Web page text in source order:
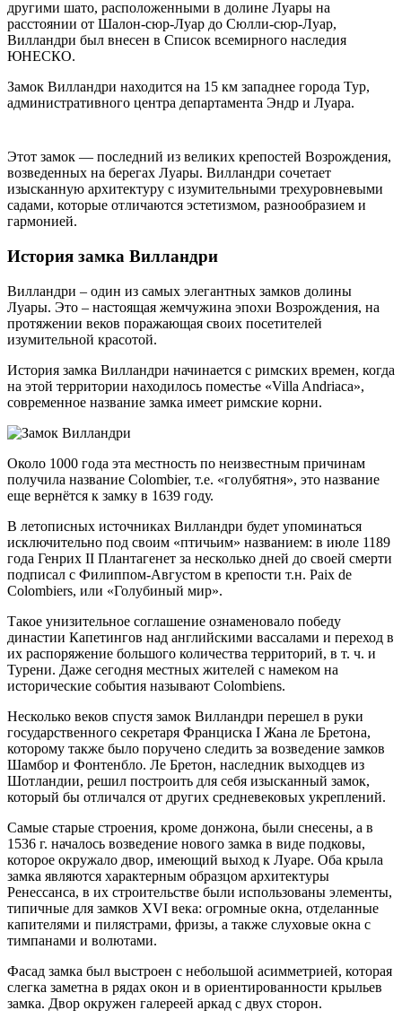
другими шато, расположенными в долине Луары на
расстоянии от Шалон-сюр-Луар до Сюлли-сюр-Луар,
Вилландри был внесен в Список всемирного наследия
ЮНЕСКО.
Замок Вилландри находится на 15 км западнее города Тур,
административного центра департамента Эндр и Луара.
Этот замок — последний из великих крепостей Возрождения,
возведенных на берегах Луары. Вилландри сочетает
изысканную архитектуру с изумительными трехуровневыми
садами, которые отличаются эстетизмом, разнообразием и
гармонией.
История замка Вилландри
Вилландри – один из самых элегантных замков долины
Луары. Это – настоящая жемчужина эпохи Возрождения, на
протяжении веков поражающая своих посетителей
изумительной красотой.
История замка Вилландри начинается с римских времен, когда
на этой территории находилось поместье «Villa Andriaca»,
современное название замка имеет римские корни.
Около 1000 года эта местность по неизвестным причинам
получила название Colombier, т.е. «голубятня», это название
еще вернётся к замку в 1639 году.
В летописных источниках Вилландри будет упоминаться
исключительно под своим «птичьим» названием: в июле 1189
года Генрих II Плантагенет за несколько дней до своей смерти
подписал с Филиппом-Августом в крепости т.н. Paix de
Colombiers, или «Голубиный мир».
Такое унизительное соглашение ознаменовало победу
династии Капетингов над английскими вассалами и переход в
их распоряжение большого количества территорий, в т. ч. и
Турени. Даже сегодня местных жителей с намеком на
исторические события называют Colombiens.
Несколько веков спустя замок Вилландри перешел в руки
государственного секретаря Франциска I Жана ле Бретона,
которому также было поручено следить за возведение замков
Шамбор и Фонтенбло. Ле Бретон, наследник выходцев из
Шотландии, решил построить для себя изысканный замок,
который бы отличался от других средневековых укреплений.
Самые старые строения, кроме донжона, были снесены, а в
1536 г. началось возведение нового замка в виде подковы,
которое окружало двор, имеющий выход к Луаре. Оба крыла
замка являются характерным образцом архитектуры
Ренессанса, в их строительстве были использованы элементы,
типичные для замков XVI века: огромные окна, отделанные
капителями и пилястрами, фризы, а также слуховые окна с
тимпанами и волютами.
Фасад замка был выстроен с небольшой асимметрией, которая
слегка заметна в рядах окон и в ориентированности крыльев
замка. Двор окружен галереей аркад с двух сторон.